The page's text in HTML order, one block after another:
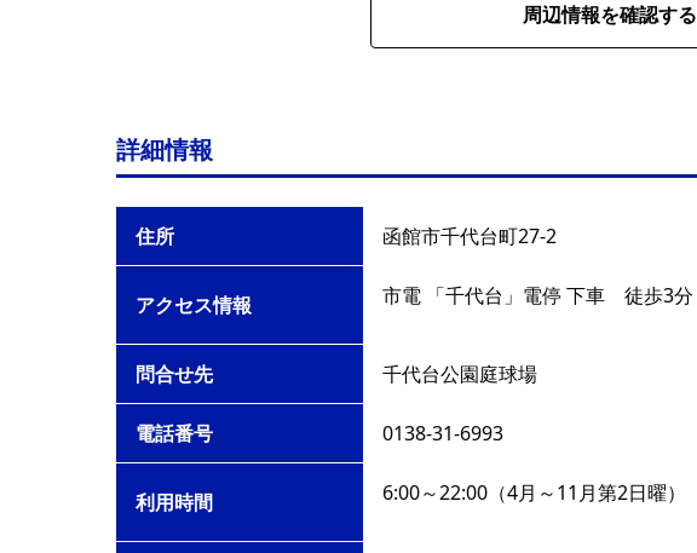
周辺情報を確認する
詳細情報
住所 函館市千代台町27-2
アクセス情報 市電 「千代台」電停 下車 徒歩3分
問合せ先 千代台公園庭球場
電話番号 0138-31-6993
利用時間 6:00～22:00（4月～11月第2日曜）